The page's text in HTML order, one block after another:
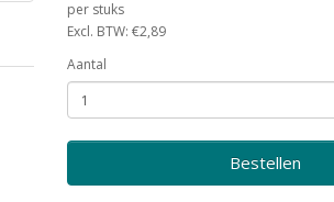
per stuks
Excl. BTW: €2,89
Aantal
Bestellen